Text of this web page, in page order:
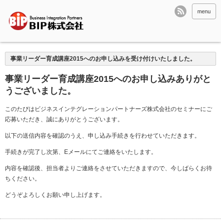
menu
事業リーダー育成講座2015へのお申し込みを受け付けいたしました。
事業リーダー育成講座2015へのお申し込みありがと
うございました。
このたびはビジネスインテグレーションパートナーズ株式会社のセミナーにご
応募いただき、誠にありがとうございます。
以下の送信内容を確認のうえ、申し込み手続きを行わせていただきます。
手続きが完了し次第、Eメールにてご連絡をいたします。
内容を確認後、担当者よりご連絡をさせていただきますので、今しばらくお待
ちください。
どうぞよろしくお願い申し上げます。